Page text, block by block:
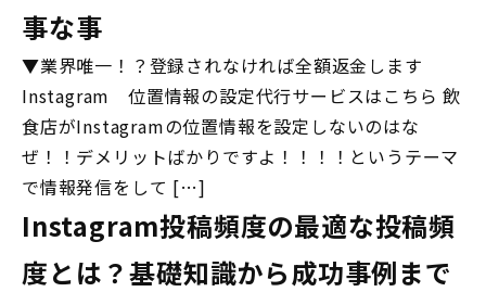
事な事
▼業界唯一！？登録されなければ全額返金します
Instagram 位置情報の設定代行サービスはこちら 飲
食店がInstagramの位置情報を設定しないのはな
ぜ！！デメリットばかりですよ！！！！というテーマ
で情報発信をして […]
Instagram投稿頻度の最適な投稿頻
度とは？基礎知識から成功事例まで